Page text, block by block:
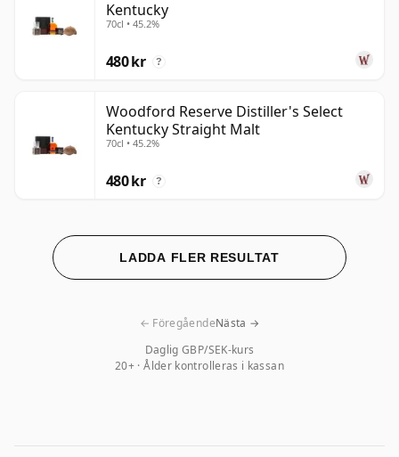
Kentucky
70cl • 45.2%
480 kr ?
Woodford Reserve Distiller's Select
Kentucky Straight Malt
70cl • 45.2%
480 kr ?
LADDA FLER RESULTAT
Daglig GBP/SEK-kurs
20+ · Ålder kontrolleras i kassan
← FöregåendeNästa →